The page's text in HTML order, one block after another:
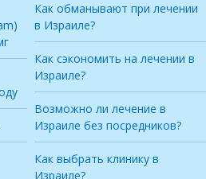
Израиле?
Как обманывают при лечении
в Израиле?
Как сэкономить на лечении в
Израиле?
Возможно ли лечение в
Израиле без посредников?